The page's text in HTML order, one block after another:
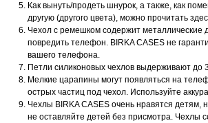
Как вынуть/продеть шнурок, а также, как
другую (другого цвета), можно прочитать
Чехол с ремешком содержит металлические
повредить телефон. BIRKA CASES не
вашего телефона.
Петли силиконовых чехлов выдерживают до 3
Мелкие царапины могут появляться на
острых частиц под чехол. Используйте
Чехлы BIRKA CASES очень нравятся детям,
не оставляйте детей без присмотра. Чехлы